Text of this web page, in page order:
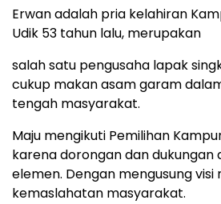
Erwan adalah pria kelahiran
Udik 53 tahun lalu, merupakan
salah satu pengusaha lapak
cukup makan asam garam
tengah masyarakat.
Maju mengikuti Pemilihan
karena dorongan dan dukungan
elemen. Dengan mengusung visi
kemaslahatan masyarakat.